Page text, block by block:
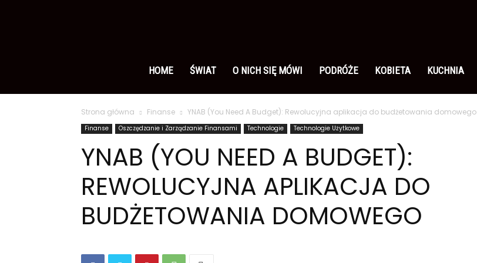
polsku
HOME ŚWIAT O NICH SIĘ MÓWI PODRÓŻE KOBIETA KUCHNIA
Strona główna Finanse YNAB (You Need A Budget): Rewolucyjna aplikacja do budżetowania domowego
Finanse Oszczędzanie i Zarządzanie Finansami Technologie Technologie Użytkowe
YNAB (YOU NEED A BUDGET):
REWOLUCYJNA APLIKACJA DO
BUDŻETOWANIA DOMOWEGO